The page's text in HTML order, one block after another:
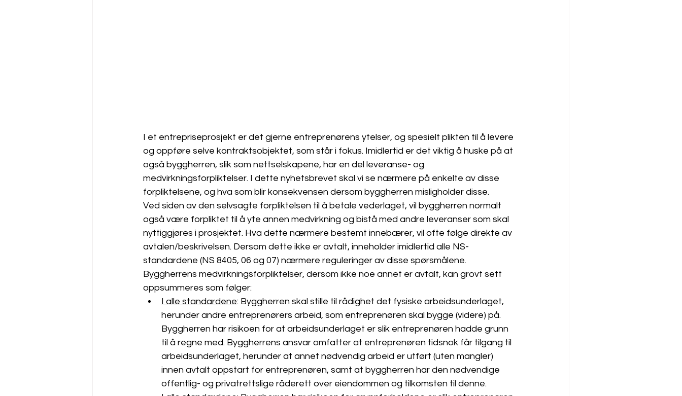
I et entrepriseprosjekt er det gjerne entreprenørens ytelser, og spesielt plikten til å levere
og oppføre selve kontraktsobjektet, som står i fokus. Imidlertid er det viktig å huske på at
også byggherren, slik som nettselskapene, har en del leveranse- og
medvirkningsforpliktelser. I dette nyhetsbrevet skal vi se nærmere på enkelte av disse
forpliktelsene, og hva som blir konsekvensen dersom byggherren misligholder disse.
Ved siden av den selvsagte forpliktelsen til å betale vederlaget, vil byggherren normalt
også være forpliktet til å yte annen medvirkning og bistå med andre leveranser som skal
nyttiggjøres i prosjektet. Hva dette nærmere bestemt innebærer, vil ofte følge direkte av
avtalen/beskrivelsen. Dersom dette ikke er avtalt, inneholder imidlertid alle NS-
standardene (NS 8405, 06 og 07) nærmere reguleringer av disse spørsmålene.
Byggherrens medvirkningsforpliktelser, dersom ikke noe annet er avtalt, kan grovt sett
oppsummeres som følger:
I alle standardene: Byggherren skal stille til rådighet det fysiske arbeidsunderlaget,
herunder andre entreprenørers arbeid, som entreprenøren skal bygge (videre) på.
Byggherren har risikoen for at arbeidsunderlaget er slik entreprenøren hadde grunn
til å regne med. Byggherrens ansvar omfatter at entreprenøren tidsnok får tilgang til
arbeidsunderlaget, herunder at annet nødvendig arbeid er utført (uten mangler)
innen avtalt oppstart for entreprenøren, samt at byggherren har den nødvendige
offentlig- og privatrettslige råderett over eiendommen og tilkomsten til denne.